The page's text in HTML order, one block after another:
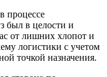
процессе
был в целости и
от лишних хлопот и
логистики с учетом
точкой назначения.